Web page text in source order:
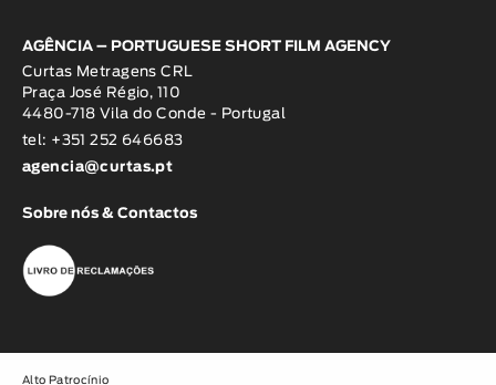
AGÊNCIA – PORTUGUESE SHORT FILM AGENCY
Curtas Metragens CRL
Praça José Régio, 110
4480-718 Vila do Conde - Portugal
tel: +351 252 646683
agencia@curtas.pt
Sobre nós & Contactos
Alto Patrocínio